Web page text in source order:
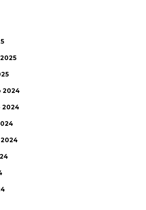
2024
2024